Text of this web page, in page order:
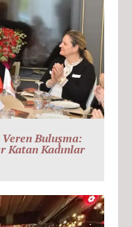
Buluşma:
Katan Kadınlar